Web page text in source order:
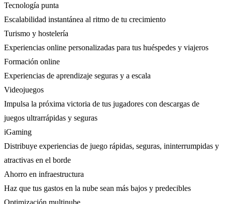
Tecnología punta
Escalabilidad instantánea al ritmo de tu crecimiento
Turismo y hostelería
Experiencias online personalizadas para tus huéspedes y viajeros
Formación online
Experiencias de aprendizaje seguras y a escala
Videojuegos
Impulsa la próxima victoria de tus jugadores con descargas de
juegos ultrarrápidas y seguras
iGaming
Distribuye experiencias de juego rápidas, seguras, ininterrumpidas y
atractivas en el borde
Ahorro en infraestructura
Haz que tus gastos en la nube sean más bajos y predecibles
Optimización multinube